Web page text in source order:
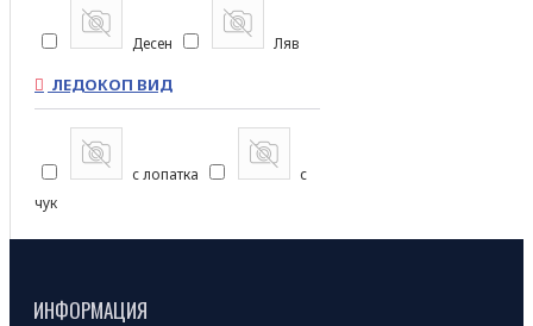
Десен Ляв
ЛЕДОКОП ВИД
с лопатка
с
чук
ИНФОРМАЦИЯ